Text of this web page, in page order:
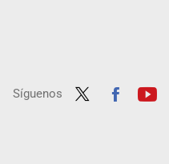
Síguenos